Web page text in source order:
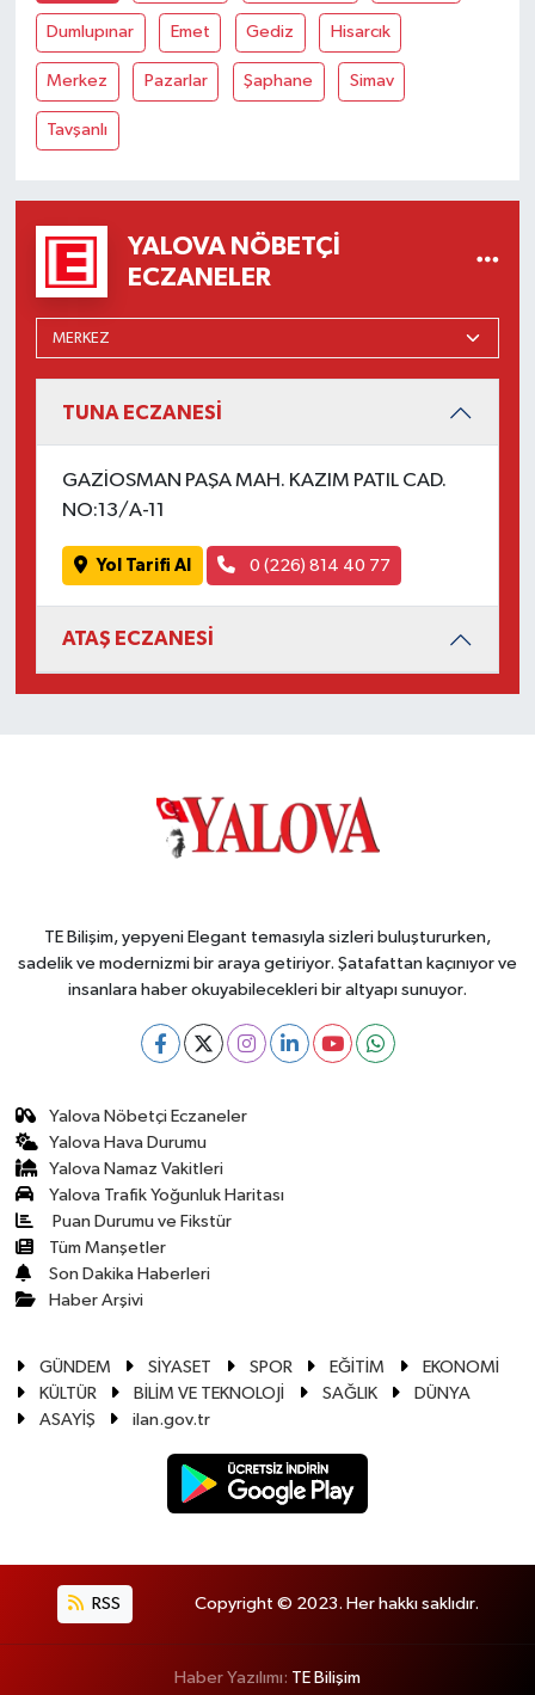
Dumlupınar Emet Gediz Hisarcık
Merkez Pazarlar Şaphane Simav
Tavşanlı
YALOVA NÖBETÇI
ECZANELER
TUNA ECZANESİ
GAZİOSMAN PAŞA MAH. KAZIM PATIL CAD.
NO:13/A-11
Yol Tarifi Al 0 (226) 814 40 77
ATAŞ ECZANESİ
TE Bilişim, yepyeni Elegant temasıyla sizleri buluştururken,
sadelik ve modernizmi bir araya getiriyor. Şatafattan kaçınıyor ve
insanlara haber okuyabilecekleri bir altyapı sunuyor.
Yalova Nöbetçi Eczaneler
Yalova Hava Durumu
Yalova Namaz Vakitleri
Yalova Trafik Yoğunluk Haritası
Puan Durumu ve Fikstür
Tüm Manşetler
Son Dakika Haberleri
Haber Arşivi
GÜNDEM SİYASET SPOR EĞİTİM
EKONOMİ
KÜLTÜR
BİLİM VE TEKNOLOJİ SAĞLIK
DÜNYA
ASAYİŞ
ilan.gov.tr
RSS Copyright © 2023. Her hakkı saklıdır.
Haber Yazılımı: TE Bilişim